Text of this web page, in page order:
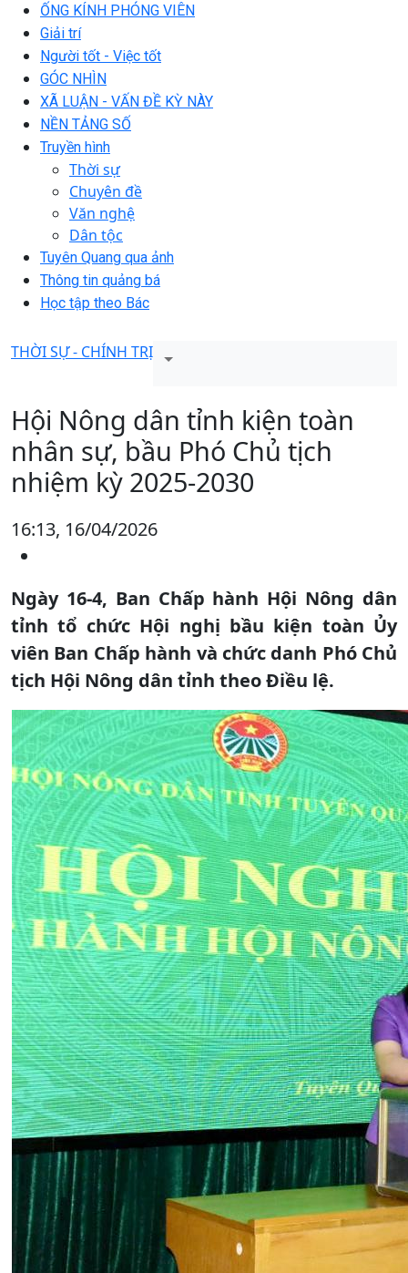
ỐNG KÍNH PHÓNG VIÊN
Giải trí
Người tốt - Việc tốt
GÓC NHÌN
XÃ LUẬN - VẤN ĐỀ KỲ NÀY
NỀN TẢNG SỐ
Truyền hình
Thời sự
Chuyên đề
Văn nghệ
Dân tộc
Tuyên Quang qua ảnh
Thông tin quảng bá
Học tập theo Bác
THỜI SỰ - CHÍNH TRỊ
Hội Nông dân tỉnh kiện toàn
nhân sự, bầu Phó Chủ tịch
nhiệm kỳ 2025-2030
16:13, 16/04/2026
Ngày 16-4, Ban Chấp hành Hội Nông dân
tỉnh tổ chức Hội nghị bầu kiện toàn Ủy
viên Ban Chấp hành và chức danh Phó Chủ
tịch Hội Nông dân tỉnh theo Điều lệ.